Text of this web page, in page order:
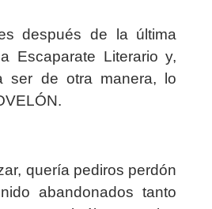
después de la última
Escaparate Literario y,
ser de otra manera, lo
quería pediros perdón
abandonados tanto